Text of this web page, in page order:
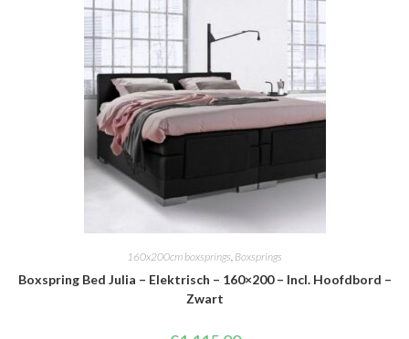
160x200cm boxsprings, Boxsprings
Boxspring Bed Julia – Elektrisch – 160×200 – Incl. Hoofdbord –
Zwart